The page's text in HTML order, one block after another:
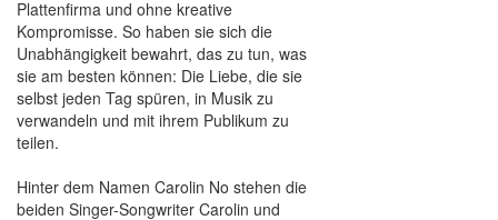
Plattenfirma und ohne kreative
Kompromisse. So haben sie sich die
Unabhängigkeit bewahrt, das zu tun, was
sie am besten können: Die Liebe, die sie
selbst jeden Tag spüren, in Musik zu
verwandeln und mit ihrem Publikum zu
teilen.
Hinter dem Namen Carolin No stehen die
beiden Singer-Songwriter Carolin und